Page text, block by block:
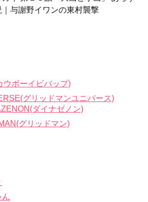
｜与謝野イワンの東村襲撃
ウボーイビバップ)
グリッドマンユニバース)
ダイナゼノン)
グリッドマン)
ん